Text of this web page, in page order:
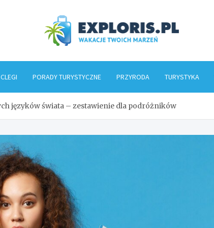
PORADY TURYSTYCZNE PRZYRODA TURYSTYKA
języków świata – zestawienie dla podróżników